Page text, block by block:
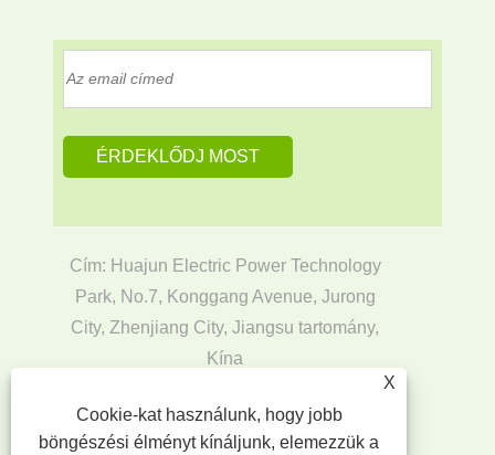
X
Cookie-kat használunk, hogy jobb
böngészési élményt kínáljunk, elemezzük a
Cím: Huajun Electric Power Technology
Park, No.7, Konggang Avenue, Jurong
City, Zhenjiang City, Jiangsu tartomány,
Kína
Tel:+86-17366262165